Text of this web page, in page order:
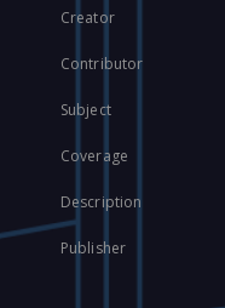
Creator
Contributor
Subject
Coverage
Description
Publisher